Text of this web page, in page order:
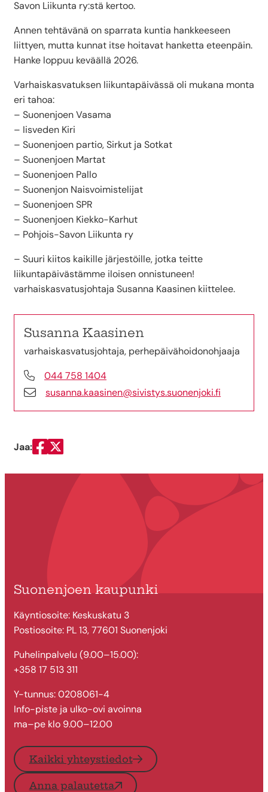
Savon Liikunta ry:stä kertoo.
Annen tehtävänä on sparrata kuntia hankkeeseen
liittyen, mutta kunnat itse hoitavat hanketta eteenpäin.
Hanke loppuu keväällä 2026.
Varhaiskasvatuksen liikuntapäivässä oli mukana monta
eri tahoa:
– Suonenjoen Vasama
– Iisveden Kiri
– Suonenjoen partio, Sirkut ja Sotkat
– Suonenjoen Martat
– Suonenjoen Pallo
– Suonenjon Naisvoimistelijat
– Suonenjoen SPR
– Suonenjoen Kiekko-Karhut
– Pohjois-Savon Liikunta ry
– Suuri kiitos kaikille järjestöille, jotka teitte
liikuntapäivästämme iloisen onnistuneen!
varhaiskasvatusjohtaja Susanna Kaasinen kiittelee.
Susanna Kaasinen
varhaiskasvatusjohtaja, perhepäivähoidonohjaaja
044 758 1404
susanna.kaasinen@sivistys.suonenjoki.fi
Jaa:
Jaa Facebookissa
Jaa Twitterissä
Suonenjoen kaupunki
Käyntiosoite: Keskuskatu 3
Postiosoite: PL 13, 77601 Suonenjoki
Puhelinpalvelu (9.00–15.00):
+358 17 513 311
Y-tunnus: 0208061-4
Info-piste ja ulko-ovi avoinna
ma–pe klo 9.00–12.00
Kaikki yhteystiedot
Anna palautetta